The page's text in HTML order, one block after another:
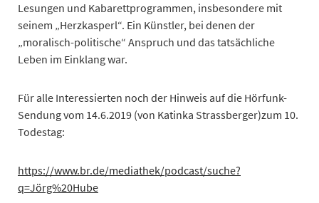
Lesungen und Kabarettprogrammen, insbesondere mit
seinem „Herzkasperl“. Ein Künstler, bei denen der
„moralisch-politische“ Anspruch und das tatsächliche
Leben im Einklang war.
Für alle Interessierten noch der Hinweis auf die Hörfunk-
Sendung vom 14.6.2019 (von Katinka Strassberger)zum 10.
Todestag:
https://www.br.de/mediathek/podcast/suche?
q=Jörg%20Hube